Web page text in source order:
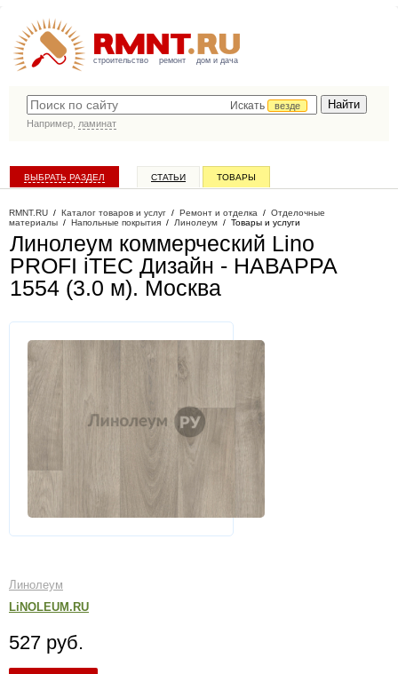
строительство ремонт дом и дача
Искать
везде
Например, ламинат
ВЫБРАТЬ РАЗДЕЛ СТАТЬИ ТОВАРЫ
RMNT.RU / Каталог товаров и услуг / Ремонт и отделка / Отделочные
материалы / Напольные покрытия / Линолеум / Товары и услуги
Линолеум коммерческий Lino
PROFI iTEC Дизайн - НАВАРРА
1554 (3.0 м). Москва
Линолеум
LiNOLEUM.RU
527 руб.